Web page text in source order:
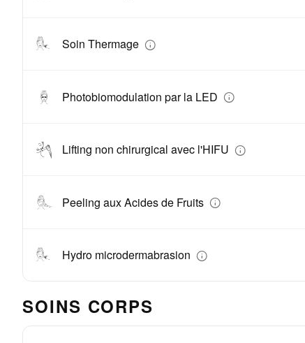
Soin Thermage
Photobiomodulation par la LED
Lifting non chirurgical avec l'HIFU
Peeling aux Acides de Fruits
Hydro microdermabrasion
SOINS CORPS